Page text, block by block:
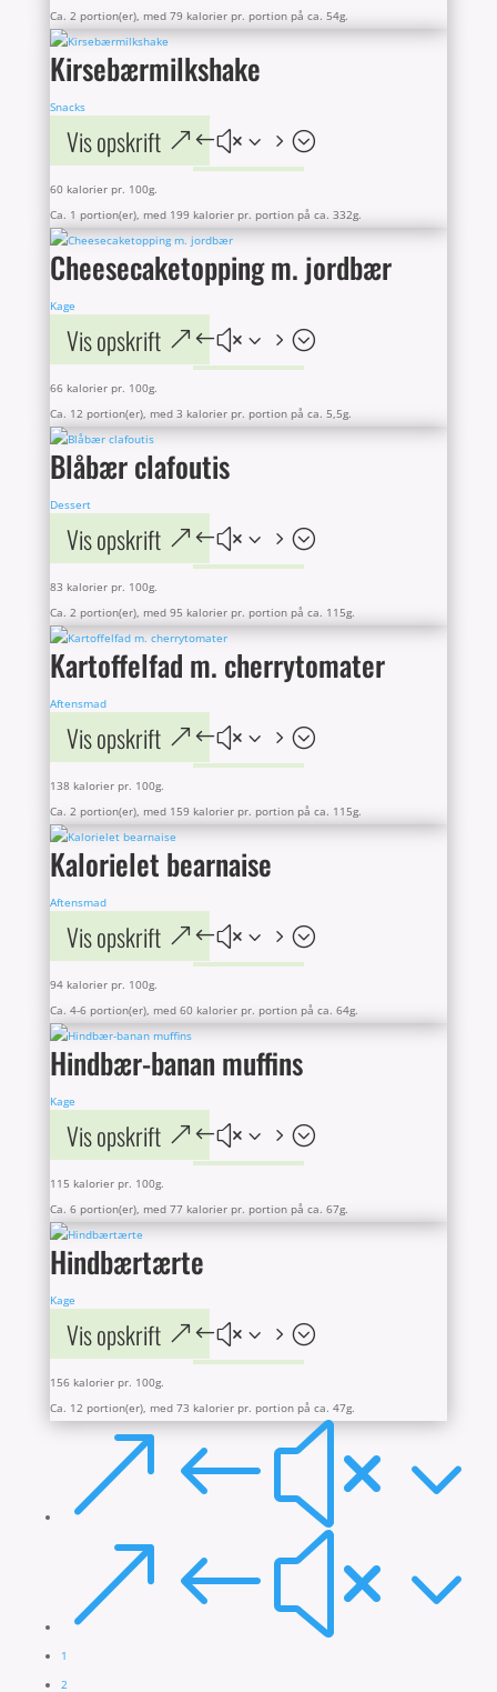
Ca. 2 portion(er), med 79 kalorier pr. portion på ca. 54g.
Kirsebærmilkshake
Snacks
Vis opskrift
60 kalorier pr. 100g.
Ca. 1 portion(er), med 199 kalorier pr. portion på ca. 332g.
Cheesecaketopping m. jordbær
Kage
Vis opskrift
66 kalorier pr. 100g.
Ca. 12 portion(er), med 3 kalorier pr. portion på ca. 5,5g.
Blåbær clafoutis
Dessert
Vis opskrift
83 kalorier pr. 100g.
Ca. 2 portion(er), med 95 kalorier pr. portion på ca. 115g.
Kartoffelfad m. cherrytomater
Aftensmad
Vis opskrift
138 kalorier pr. 100g.
Ca. 2 portion(er), med 159 kalorier pr. portion på ca. 115g.
Kalorielet bearnaise
Aftensmad
Vis opskrift
94 kalorier pr. 100g.
Ca. 4-6 portion(er), med 60 kalorier pr. portion på ca. 64g.
Hindbær-banan muffins
Kage
Vis opskrift
115 kalorier pr. 100g.
Ca. 6 portion(er), med 77 kalorier pr. portion på ca. 67g.
Hindbærtærte
Kage
Vis opskrift
156 kalorier pr. 100g.
Ca. 12 portion(er), med 73 kalorier pr. portion på ca. 47g.
1
2